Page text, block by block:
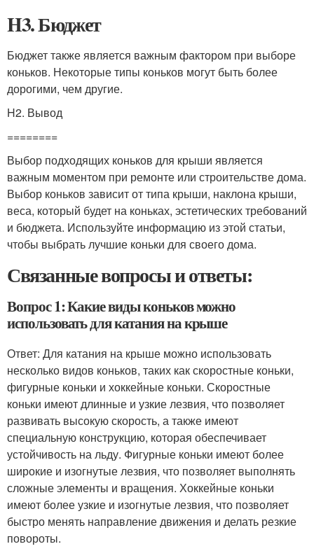
H3. Бюджет
Бюджет также является важным фактором при выборе
коньков. Некоторые типы коньков могут быть более
дорогими, чем другие.
H2. Вывод
========
Выбор подходящих коньков для крыши является
важным моментом при ремонте или строительстве дома.
Выбор коньков зависит от типа крыши, наклона крыши,
веса, который будет на коньках, эстетических требований
и бюджета. Используйте информацию из этой статьи,
чтобы выбрать лучшие коньки для своего дома.
Связанные вопросы и ответы:
Вопрос 1: Какие виды коньков можно
использовать для катания на крыше
Ответ: Для катания на крыше можно использовать
несколько видов коньков, таких как скоростные коньки,
фигурные коньки и хоккейные коньки. Скоростные
коньки имеют длинные и узкие лезвия, что позволяет
развивать высокую скорость, а также имеют
специальную конструкцию, которая обеспечивает
устойчивость на льду. Фигурные коньки имеют более
широкие и изогнутые лезвия, что позволяет выполнять
сложные элементы и вращения. Хоккейные коньки
имеют более узкие и изогнутые лезвия, что позволяет
быстро менять направление движения и делать резкие
повороты.